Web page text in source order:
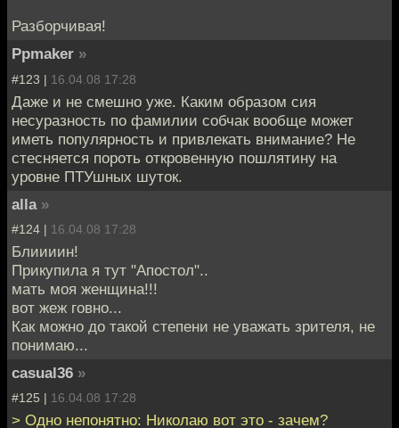
Разборчивая!
Ppmaker »
#123 | 16.04.08 17:28
Даже и не смешно уже. Каким образом сия
несуразность по фамилии собчак вообще может
иметь популярность и привлекать внимание? Не
стесняется пороть откровенную пошлятину на
уровне ПТУшных шуток.
alla »
#124 | 16.04.08 17:28
Блиииин!
Прикупила я тут "Апостол"..
мать моя женщина!!!
вот жеж говно...
Как можно до такой степени не уважать зрителя, не
понимаю...
casual36 »
#125 | 16.04.08 17:28
> Одно непонятно: Николаю вот это - зачем?